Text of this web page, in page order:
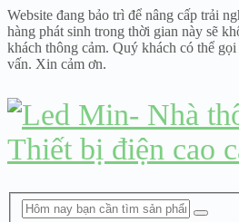
Website đang bảo trì để nâng cấp trải
hàng phát sinh trong thời gian này sẽ
khách thông cảm. Quý khách có thể
vấn. Xin cảm ơn.